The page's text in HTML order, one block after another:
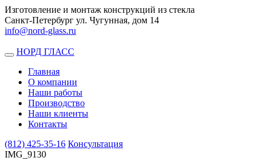
Изготовление и монтаж конструкций из стекла
Санкт-Петербург ул. Чугунная, дом 14
info@nord-glass.ru
Toggle
navigation
НОРД ГЛАСС
Главная
О компании
Наши работы
Производство
Наши клиенты
Контакты
(812) 425-35-16 Консультация
IMG_9130